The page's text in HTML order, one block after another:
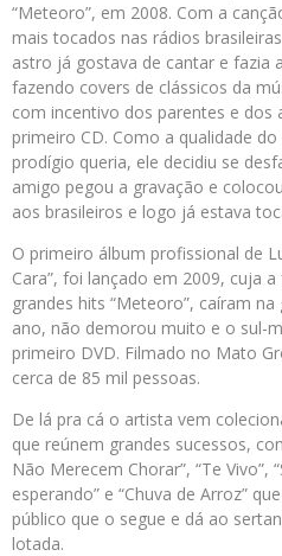
“Meteoro”, em 2008. Com a
mais tocados nas rádios
astro já gostava de cantar e fazia
fazendo covers de clássicos da
com incentivo dos parentes e dos
primeiro CD. Como a qualidade
prodígio queria, ele decidiu se
amigo pegou a gravação e
aos brasileiros e logo já estava
O primeiro álbum profissional de
Cara”, foi lançado em 2009, cuja
grandes hits “Meteoro”, caíram
ano, não demorou muito e o sul-
primeiro DVD. Filmado no Mato
cerca de 85 mil pessoas.
De lá pra cá o artista vem
que reúnem grandes sucessos,
Não Merecem Chorar”, “Te Vivo”,
esperando” e “Chuva de Arroz”
público que o segue e dá ao
lotada.